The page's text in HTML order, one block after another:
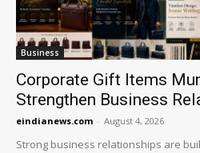
Business
Corporate Gift Items
Strengthen Business
eindianews.com - August 4, 2026
Strong business relationships are